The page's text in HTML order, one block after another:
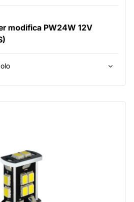
modifica PW24W 12V